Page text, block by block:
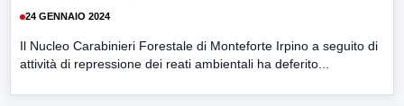
24 GENNAIO 2024
Il Nucleo Carabinieri Forestale di Monteforte Irpino a seguito di
attività di repressione dei reati ambientali ha deferito...